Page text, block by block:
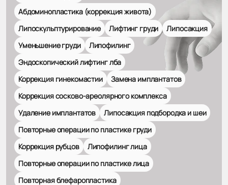
Абдоминопластика (коррекция живота)
Липоскульптурирование
Лифтинг груди
Липосакция
Уменьшение груди
Липофилинг
Эндоскопический лифтинг лба
Коррекция гинекомастии
Замена имплантатов
Коррекция сосково-ареолярного комплекса
Удаление имплантатов
Липосакция подбородка и шеи
Повторные операции по пластике груди
Коррекция рубцов
Липофилинг лица
Повторные операции по пластике лица
Повторная блефаропластика